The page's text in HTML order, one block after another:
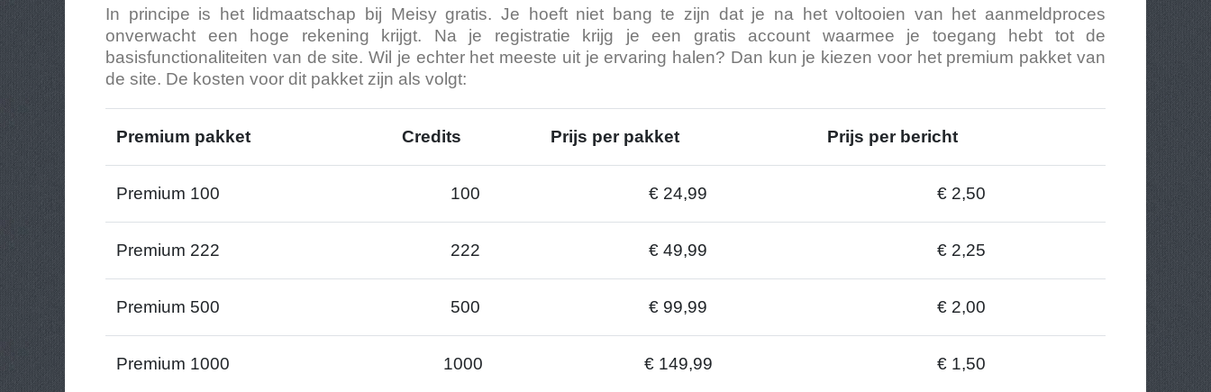
In principe is het lidmaatschap bij Meisy gratis. Je hoeft niet bang te zijn dat je na het voltooien van het aanmeldproces
onverwacht een hoge rekening krijgt. Na je registratie krijg je een gratis account waarmee je toegang hebt tot de
basisfunctionaliteiten van de site. Wil je echter het meeste uit je ervaring halen? Dan kun je kiezen voor het premium pakket van
de site. De kosten voor dit pakket zijn als volgt:
Premium pakket Credits Prijs per pakket Prijs per bericht
Premium 100 100 € 24,99 € 2,50
Premium 222 222 € 49,99 € 2,25
Premium 500 500 € 99,99 € 2,00
Premium 1000 1000 € 149,99 € 1,50